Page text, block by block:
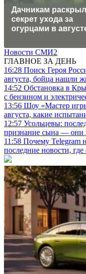
Дачникам
секрет ухода за
огурцами в
Новости СМИ2
ГЛАВНОЕ ЗА ДЕНЬ
16:28 Поиск Героя
августа, бойца нашли
14:52 Обстановка в
с бензином и
13:56 Шоу «Мастер
августа, какие
12:57 Усольцевы:
признание сына — они
11:58 Почему Telegram
последние новости, где